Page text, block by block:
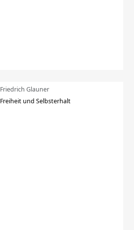
Friedrich Glauner
Freiheit und Selbsterhalt